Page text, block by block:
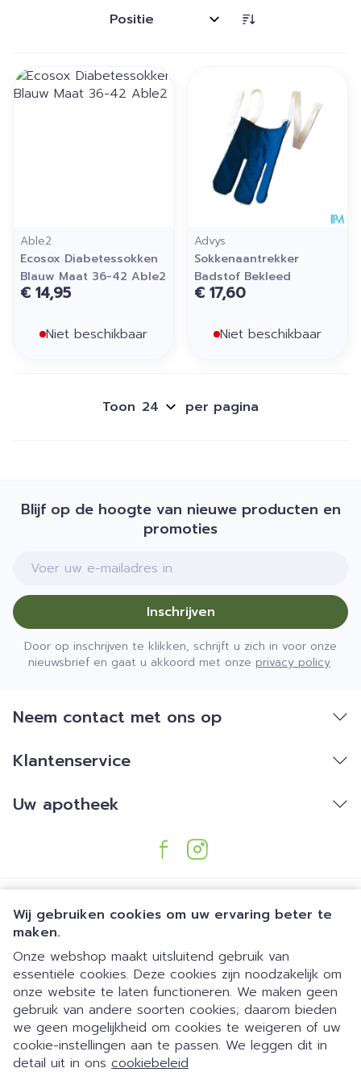
Wij gebruiken cookies om uw ervaring beter te
maken.
Onze webshop maakt uitsluitend gebruik van
essentiële cookies. Deze cookies zijn noodzakelijk om
onze website te laten functioneren. We maken geen
gebruik van andere soorten cookies; daarom bieden
we geen mogelijkheid om cookies te weigeren of uw
cookie-instellingen aan te passen. We leggen dit in
detail uit in ons cookiebeleid
Sorteer op:
Able2
Ecosox Diabetessokken
Blauw Maat 36-42 Able2
€ 14,95
Niet beschikbaar
Advys
Sokkenaantrekker
Badstof Bekleed
€ 17,60
Niet beschikbaar
Toon per pagina
1 van 1
Gemakkelijk parkeren | 24/7
automaat | Doorlopend open
Blijf op de hoogte van nieuwe producten en
promoties
E-mail adres
Inschrijven
Door op inschrijven te klikken, schrijft u zich in voor onze
nieuwsbrief en gaat u akkoord met onze privacy policy.
Neem contact met ons op
Klantenservice
Uw apotheek
Juridische links